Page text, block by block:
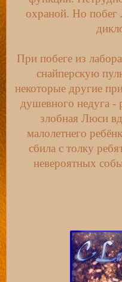
охраной. Но побег
При побеге из
снайперскую
некоторые другие
душевного недуга -
злобная Люси
малолетнего
сбила с толку
невероятных